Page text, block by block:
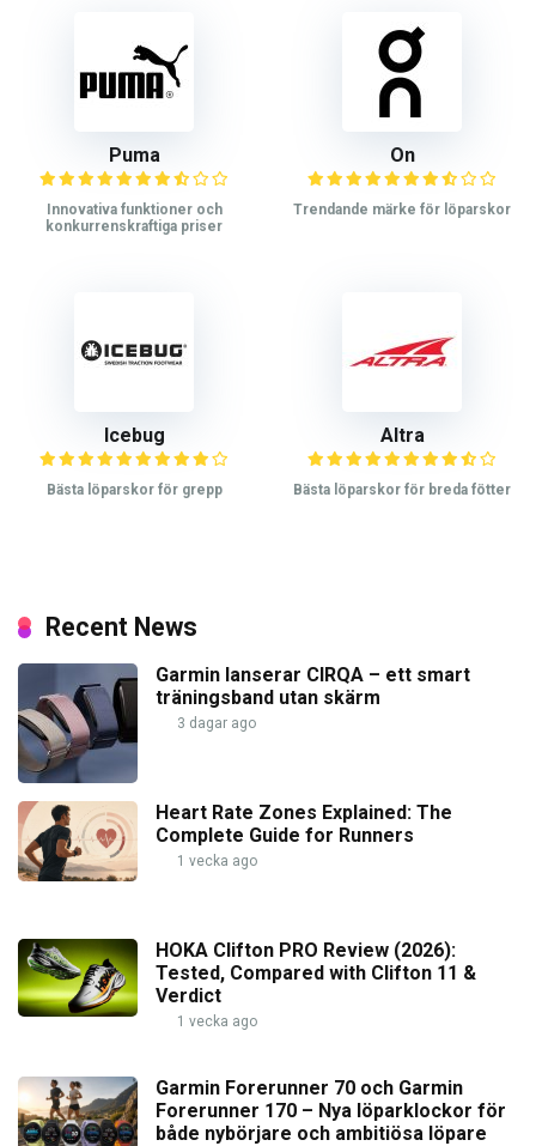
Puma
Innovativa funktioner och
konkurrenskraftiga priser
On
Trendande märke för löparskor
Icebug
Bästa löparskor för grepp
Altra
Bästa löparskor för breda fötter
Recent News
Garmin lanserar CIRQA – ett smart
träningsband utan skärm
3 dagar ago
Heart Rate Zones Explained: The
Complete Guide for Runners
1 vecka ago
HOKA Clifton PRO Review (2026):
Tested, Compared with Clifton 11 &
Verdict
1 vecka ago
Garmin Forerunner 70 och Garmin
Forerunner 170 – Nya löparklockor för
både nybörjare och ambitiösa löpare